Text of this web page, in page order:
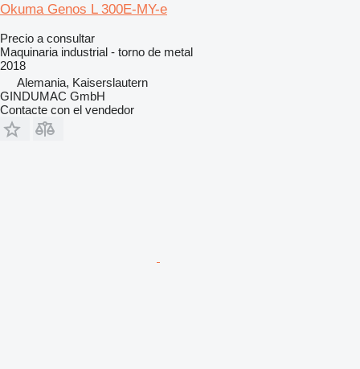
Okuma Genos L 300E-MY-e
Precio a consultar
Maquinaria industrial - torno de metal
2018
Alemania, Kaiserslautern
GINDUMAC GmbH
Contacte con el vendedor